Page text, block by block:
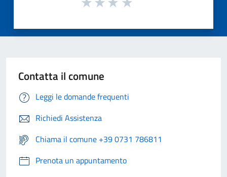
Contatta il comune
Leggi le domande frequenti
Richiedi Assistenza
Chiama il comune +39 0731 786811
Prenota un appuntamento